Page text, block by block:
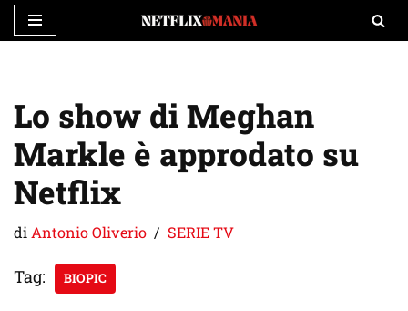
contenuto
Lo show di Meghan
Markle è approdato su
Netflix
di Antonio Oliverio SERIE TV
Tag: BIOPIC